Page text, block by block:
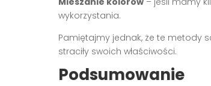
wykorzystania.
Pamiętajmy jednak, że te metody
straciły swoich właściwości.
Podsumowanie